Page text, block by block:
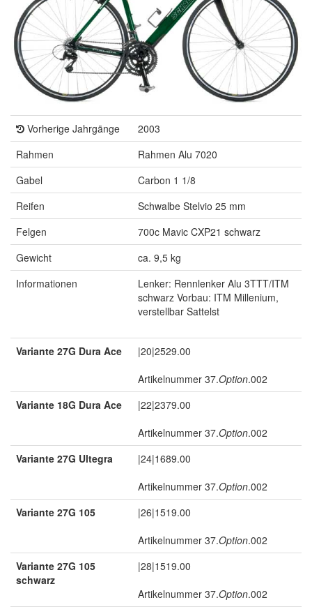
Vorherige Jahrgänge
2003
Rahmen
Rahmen Alu 7020
Gabel
Carbon 1 1/8
Reifen
Schwalbe Stelvio 25 mm
Felgen
700c Mavic CXP21 schwarz
Gewicht
ca. 9,5 kg
Informationen
Lenker: Rennlenker Alu 3TTT/ITM
schwarz Vorbau: ITM Millenium,
verstellbar Sattelst
Variante 27G Dura Ace
|20|2529.00 
Artikelnummer 37.Option.002
Variante 18G Dura Ace
|22|2379.00 
Artikelnummer 37.Option.002
Variante 27G Ultegra
|24|1689.00 
Artikelnummer 37.Option.002
Variante 27G 105
|26|1519.00 
Artikelnummer 37.Option.002
Variante 27G 105
schwarz
|28|1519.00 
Artikelnummer 37.Option.002